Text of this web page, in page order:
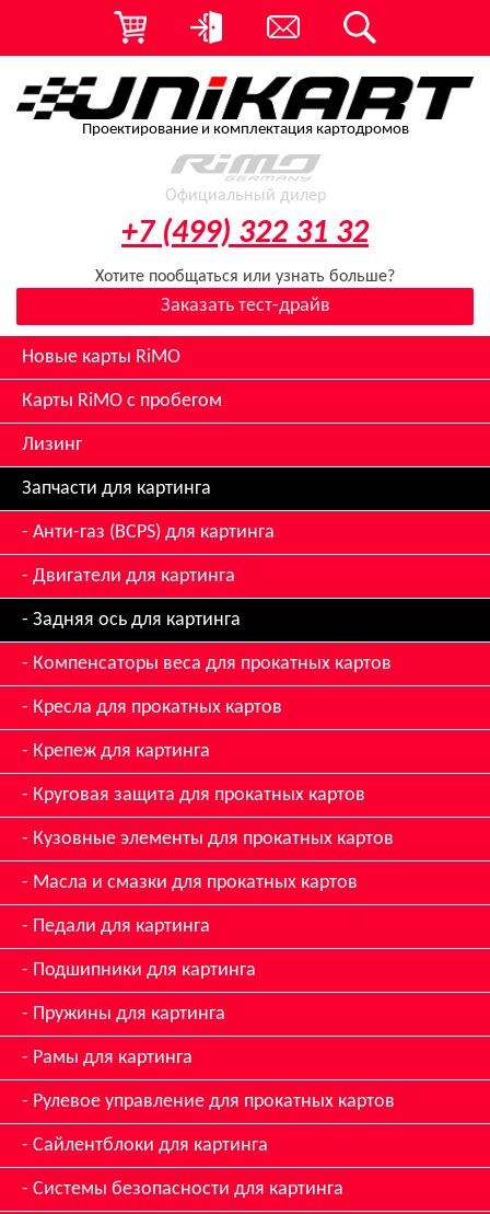
Проектирование и комплектация картодромов
Официальный дилер
+7 (499) 322 31 32
Хотите пообщаться или узнать больше?
Заказать тест-драйв
Новые карты RiMO
Карты RiMO с пробегом
Лизинг
Запчасти для картинга
Анти-газ (BCPS) для картинга
Двигатели для картинга
Задняя ось для картинга
Компенсаторы веса для прокатных картов
Кресла для прокатных картов
Крепеж для картинга
Круговая защита для прокатных картов
Кузовные элементы для прокатных картов
Масла и смазки для прокатных картов
Педали для картинга
Подшипники для картинга
Пружины для картинга
Рамы для картинга
Рулевое управление для прокатных картов
Сайлентблоки для картинга
Системы безопасности для картинга